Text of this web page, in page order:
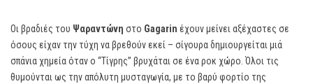
Οι βραδιές του Ψαραντώνη στο Gagarin έχουν μείνει αξέχαστες σε
όσους είχαν την τύχη να βρεθούν εκεί – σίγουρα δημιουργείται μιά
σπάνια χημεία όταν ο “Τίγρης” βρυχάται σε ένα ροκ χώρο. Όλοι τις
θυμούνται ως την απόλυτη μυσταγωγία, με το βαρύ φορτίο της